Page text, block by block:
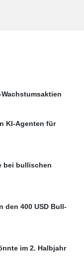
KI-Agenten für
bei bullischen
den 400 USD Bull-
im 2. Halbjahr